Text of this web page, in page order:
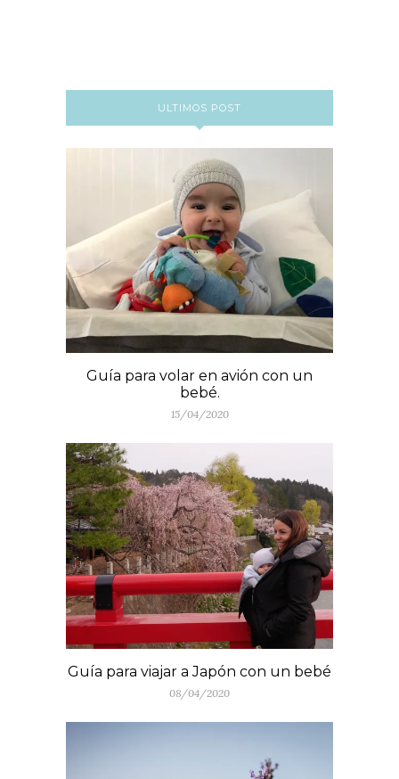
ULTIMOS POST
Guía para volar en avión con un
bebé.
15/04/2020
Guía para viajar a Japón con un bebé
08/04/2020